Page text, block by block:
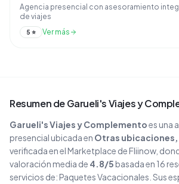
Agencia presencial con asesoramiento
de viajes
5 ⭐ Ver más
Resumen deGarueli's Viajes y
Garueli's Viajes y Complementoes una
presencialubicada en Otras ubicaciones
verificada en el Marketplace de Fliinow,
valoración media de 4.8/5basada en 16
servicios de:Paquetes Vacacionales Sus